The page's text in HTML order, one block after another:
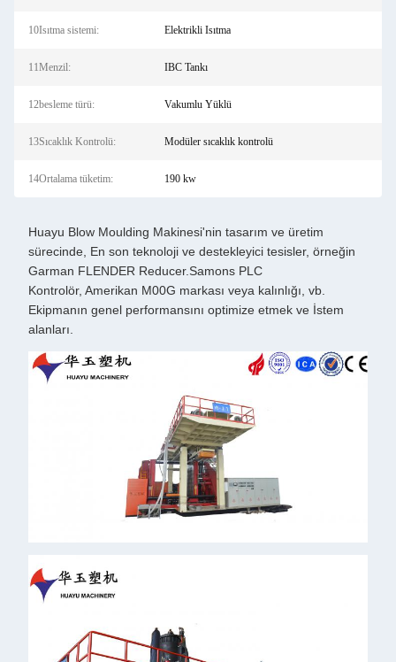
10Isıtma sistemi: Elektrikli Isıtma
11Menzil: IBC Tankı
12besleme türü: Vakumlu Yüklü
13Sıcaklık Kontrolü: Modüler sıcaklık kontrolü
14Ortalama tüketim: 190 kw
Huayu Blow Moulding Makinesi'nin tasarım ve üretim
sürecinde, En son teknoloji ve destekleyici tesisler, örneğin
Garman FLENDER Reducer.Samons PLC
Kontrolör, Amerikan M00G markası veya kalınlığı, vb.
Ekipmanın genel performansını optimize etmek ve İstem
alanları.